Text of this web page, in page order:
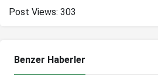
Post Views: 303
Benzer Haberler